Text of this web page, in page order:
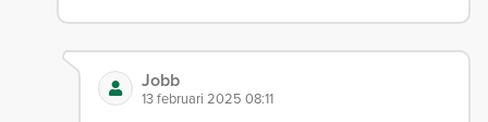
Jobb
13 februari 2025 08:11